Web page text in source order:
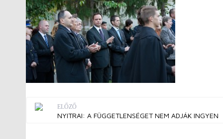
ELŐZŐ
NYITRAI: A FÜGGETLENSÉGET NEM ADJÁK INGYEN